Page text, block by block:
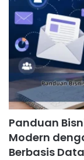
Panduan
Modern
Berbasis Data